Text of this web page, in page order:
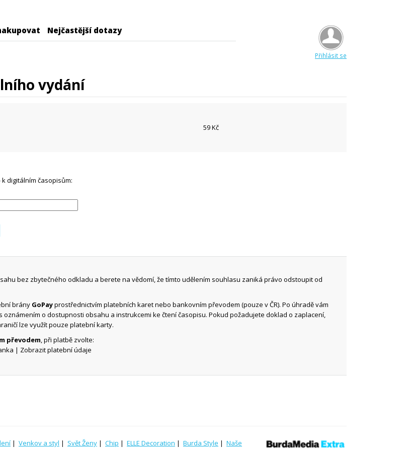
Nejčastější dotazy
Přihlásit se
vydání
59 Kč
digitálním časopisům:
bez zbytečného odkladu a berete na vědomí, že tímto udělením souhlasu zaniká právo odstoupit od
brány GoPayprostřednictvím platebních karet nebo bankovním převodem (pouze v ČR). Po úhradě vám
o dostupnosti obsahu a instrukcemi ke čtení časopisu. Pokud požadujete doklad o zaplacení,
lze využít pouze platební karty.
převodem, při platbě zvolte:
| Zobrazit platební údaje
| Venkov a styl | Svět Ženy | Chip | ELLE Decoration | Burda Style | Naše